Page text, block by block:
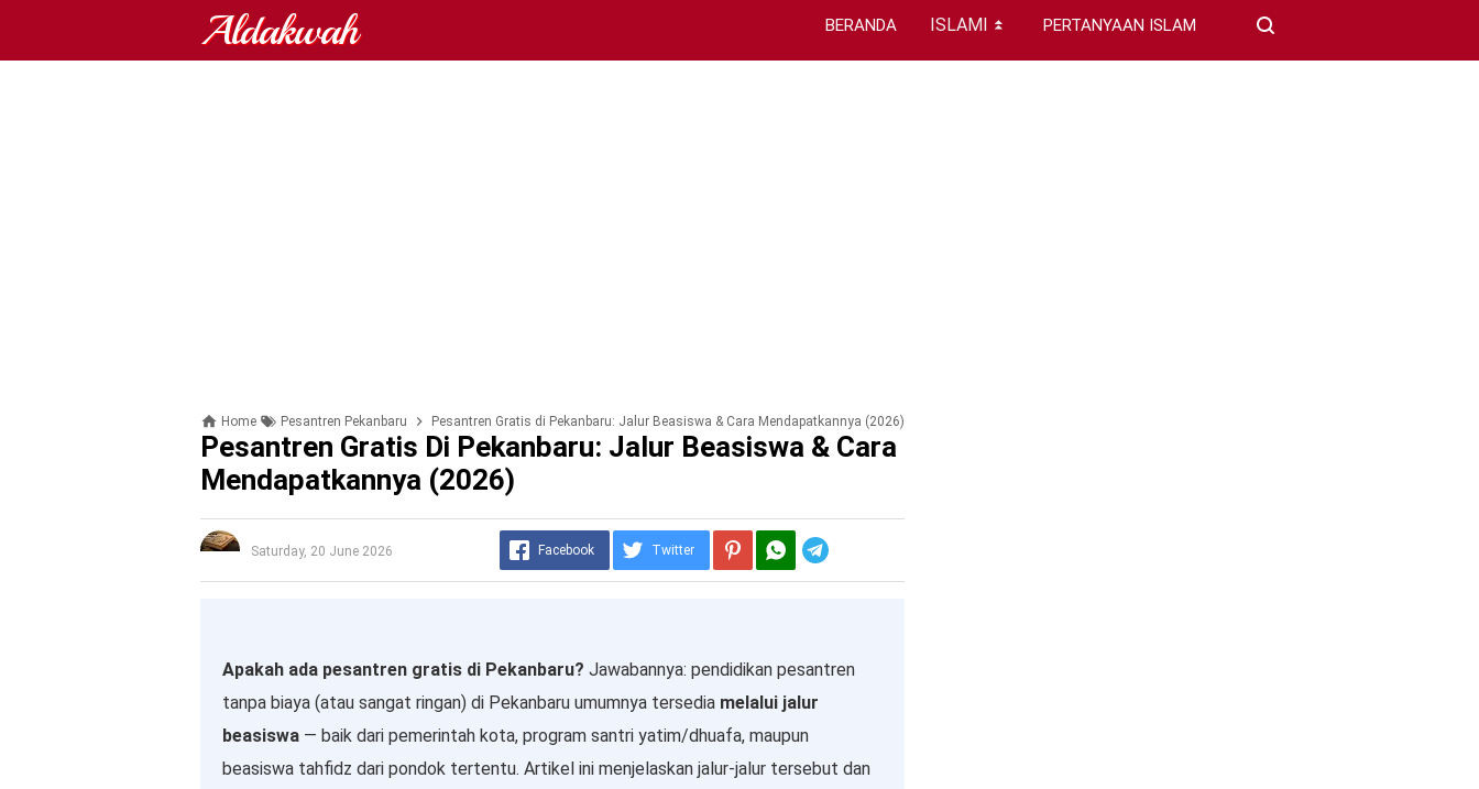
Aldakwah BERANDA ISLAMI ⏬ PERTANYAAN ISLAM
Home Pesantren Pekanbaru Pesantren Gratis di Pekanbaru: Jalur Beasiswa & Cara Mendapatkannya (2026)
Pesantren Gratis Di Pekanbaru: Jalur Beasiswa & Cara
Mendapatkannya (2026)
Saturday, 20 June 2026 Facebook Twitter
Apakah ada pesantren gratis di Pekanbaru? Jawabannya: pendidikan pesantren
tanpa biaya (atau sangat ringan) di Pekanbaru umumnya tersedia melalui jalur
beasiswa — baik dari pemerintah kota, program santri yatim/dhuafa, maupun
beasiswa tahfidz dari pondok tertentu. Artikel ini menjelaskan jalur-jalur tersebut dan